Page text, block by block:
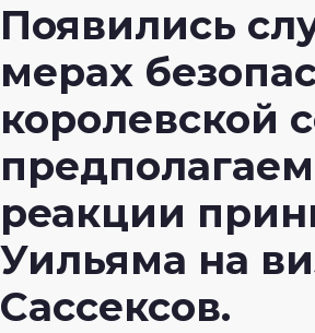
Появились
мерах
королевской
реакции
Уильяма на
Сассексов.